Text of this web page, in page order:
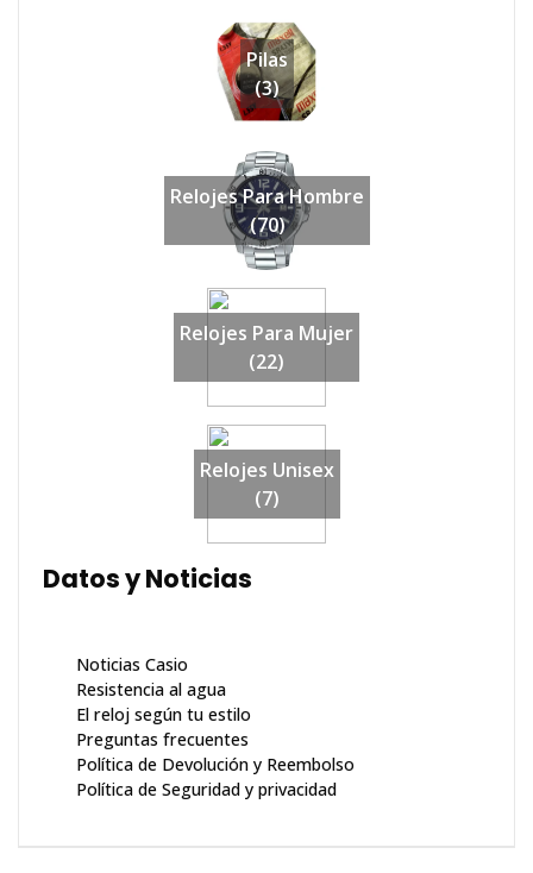
Pilas
(3)
Relojes Para Hombre
(70)
Relojes Para Mujer
(22)
Relojes Unisex
(7)
Datos y Noticias
Noticias Casio
Resistencia al agua
El reloj según tu estilo
Preguntas frecuentes
Política de Devolución y Reembolso
Política de Seguridad y privacidad